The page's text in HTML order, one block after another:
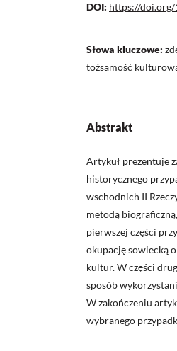
DOI: https://
Słowa kluczowe:
tożsamość
Abstrakt
Artykuł prezentuje
historycznego
wschodnich II
metodą
pierwszej części
okupację sowiecką
kultur. W części
sposób
W zakończeniu
wybranego